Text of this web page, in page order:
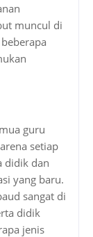
muncul di
guru
setiap
didik dan
yang baru.
sangat di
didik
jenis